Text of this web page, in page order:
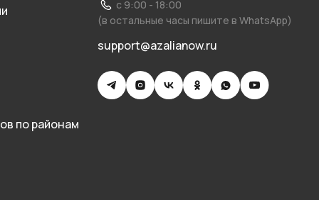
по районам
с 9:00 - 18:00
(в остальные часы пишите в WhatsApp)
support@azalianow.ru